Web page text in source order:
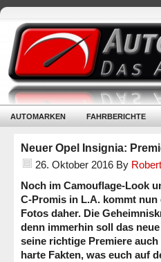
AUTOMARKEN FAHRBERICHTE
Neuer Opel Insignia:
26. Oktober 2016 By
Noch im Camouflage-Look
C-Promis in L.A. kommt
Fotos daher. Die
denn immerhin soll das
seine richtige Premiere
harte Fakten, was euch auf